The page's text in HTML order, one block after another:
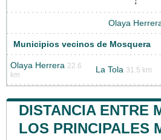
Olaya
Municipios vecinos de Mosquera
Olaya Herrera 22.6
km
La Tola 31.5 km
DISTANCIA ENTRE
LOS PRINCIPALES